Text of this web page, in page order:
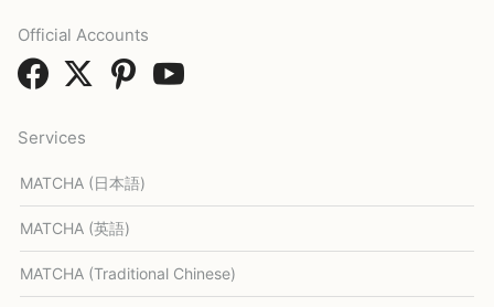
Services
MATCHA (日本語)
MATCHA (英語)
MATCHA (Traditional Chinese)
Official Accounts